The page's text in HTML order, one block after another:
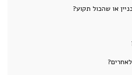
או שהכול תקוע?